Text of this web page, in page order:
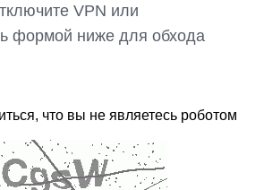
VPN или
формой ниже для обхода
что вы не являетесь роботом